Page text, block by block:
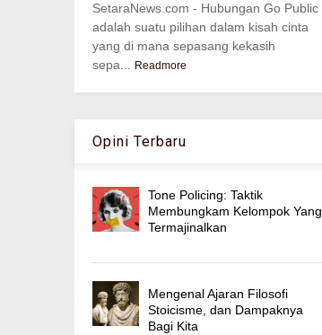
SetaraNews.com - Hubungan Go Public
adalah suatu pilihan dalam kisah cinta
yang di mana sepasang kekasih
sepa...
Readmore
Opini Terbaru
Tone Policing: Taktik
Membungkam Kelompok Yang
Termajinalkan
Mengenal Ajaran Filosofi
Stoicisme, dan Dampaknya
Bagi Kita